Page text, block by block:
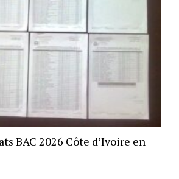
BAC 2026 Côte d’Ivoire en